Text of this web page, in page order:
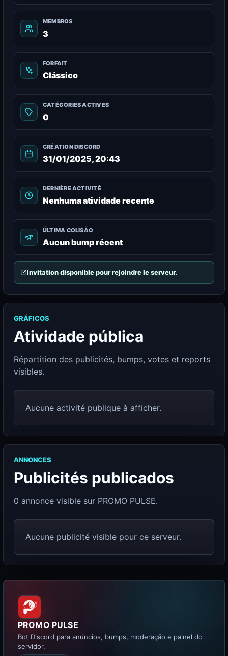
MEMBROS
3
FORFAIT
Clássico
CATÉGORIES ACTIVES
0
CRÉATION DISCORD
31/01/2025, 20:43
DERNIÈRE ACTIVITÉ
Nenhuma atividade recente
ÚLTIMA COLISÃO
Aucun bump récent
Invitation disponible pour rejoindre le serveur.
GRÁFICOS
Atividade pública
Répartition des publicités, bumps, votes et reports
visibles.
Aucune activité publique à afficher.
ANNONCES
Publicités publicados
0 annonce visible sur PROMO PULSE.
Aucune publicité visible pour ce serveur.
PROMO PULSE
Bot Discord para anúncios, bumps, moderação e painel do
servidor.